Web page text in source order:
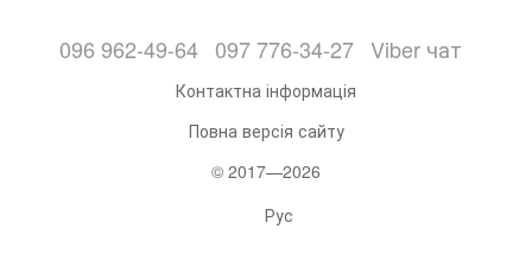
096 962-49-64 097 776-34-27 Viber чат
Контактна інформація
Повна версія сайту
© 2017—2026
Рус